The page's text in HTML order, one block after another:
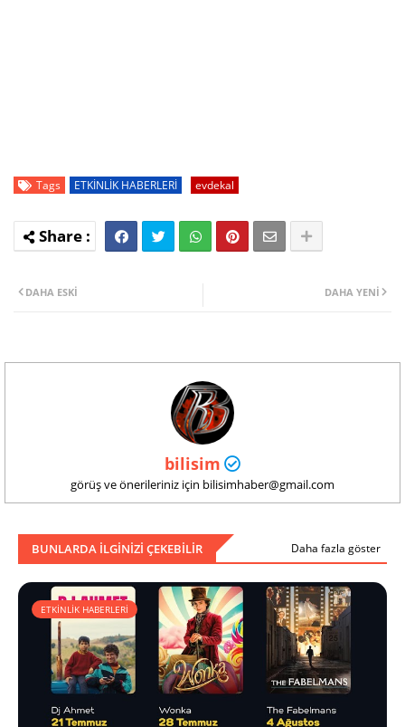
Tags ETKİNLİK HABERLERİ evdekal
DAHA YENI
DAHA ESKI
bilisim
görüş ve önerileriniz için bilisimhaber@gmail.com
BUNLARDA ILGINIZI ÇEKEBILIR Daha fazla göster
ETKİNLİK HABERLERİ